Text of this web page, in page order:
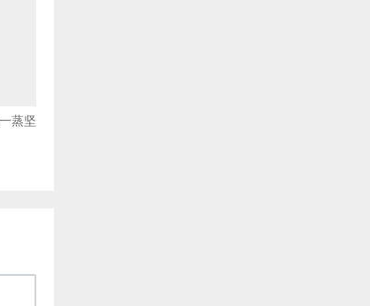
蒸坚